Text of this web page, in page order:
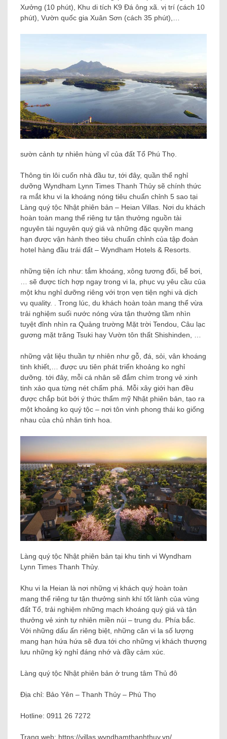
Xưởng (10 phút), Khu di tích K9 Đá ông xã. vị trí (cách 10
phút), Vườn quốc gia Xuân Sơn (cách 35 phút),…
sườn cảnh tự nhiên hùng vĩ của đất Tổ Phú Thọ.
Thông tin lôi cuốn nhà đầu tư, tới đây, quần thể nghỉ
dưỡng Wyndham Lynn Times Thanh Thủy sẽ chính thức
ra mắt khu vi la khoáng nóng tiêu chuẩn chỉnh 5 sao tại
Làng quý tộc Nhật phiên bản – Heian Villas. Nơi du khách
hoàn toàn mang thể riêng tư tận thưởng nguồn tài
nguyên tài nguyên quý giá và những đặc quyền mang
hạn được vận hành theo tiêu chuẩn chỉnh của tập đoàn
hotel hàng đầu trái đất – Wyndham Hotels & Resorts.
những tiện ích như: tắm khoáng, xông tương đối, bể bơi,
… sẽ được tích hợp ngay trong vi la, phục vụ yêu cầu của
một khu nghỉ dưỡng riêng với trọn vẹn tiện nghi và dịch
vụ quality. . Trong lúc, du khách hoàn toàn mang thể vừa
trải nghiệm suối nước nóng vừa tận thưởng tầm nhìn
tuyệt đỉnh nhìn ra Quảng trường Mặt trời Tendou, Câu lạc
gương mặt trăng Tsuki hay Vườn tôn thất Shishinden, …
những vật liệu thuần tự nhiên như gỗ, đá, sỏi, vân khoáng
tinh khiết,… được ưu tiên phát triển khoảng ko nghỉ
dưỡng. tới đây, mỗi cá nhân sẽ đắm chìm trong vẻ xinh
tinh xảo qua từng nét chấm phá. Mỗi xây giới hạn đều
được chắp bút bởi ý thức thẩm mỹ Nhật phiên bản, tạo ra
một khoảng ko quý tộc – nơi tôn vinh phong thái ko giống
nhau của chủ nhân tinh hoa.
Làng quý tộc Nhật phiên bản tại khu tinh vi Wyndham
Lynn Times Thanh Thủy.
Khu vi la Heian là nơi những vị khách quý hoàn toàn
mang thể riêng tư tận thưởng sinh khí tốt lành của vùng
đất Tổ, trải nghiệm những mạch khoáng quý giá và tận
thưởng vẻ xinh tự nhiên miền núi – trung du. Phía bắc.
Với những dấu ấn riêng biệt, những căn vi la số lượng
mang hạn hứa hứa sẽ đưa tới cho những vị khách thượng
lưu những kỳ nghỉ đáng nhớ và đầy cảm xúc.
Làng quý tộc Nhật phiên bản ở trung tâm Thủ đô
Địa chỉ: Bảo Yên – Thanh Thủy – Phú Thọ
Hotline: 0911 26 7272
Trang web: https://villas.wyndhamthanhthuy.vn/